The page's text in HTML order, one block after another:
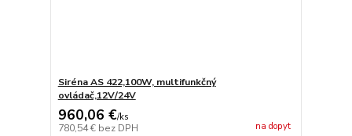
Siréna AS 422,100W, multifunkčný
ovládač,12V/24V
960,06 €/ks
780,54 € bez DPH na dopyt